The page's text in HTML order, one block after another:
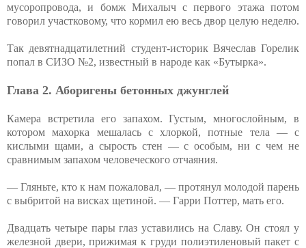
мусоропровода, и бомж Михалыч с первого этажа потом
говорил участковому, что кормил ею весь двор целую неделю.
Так девятнадцатилетний студент-историк Вячеслав Горелик
попал в СИЗО №2, известный в народе как «Бутырка».
Глава 2. Аборигены бетонных джунглей
Камера встретила его запахом. Густым, многослойным, в
котором махорка мешалась с хлоркой, потные тела — с
кислыми щами, а сырость стен — с особым, ни с чем не
сравнимым запахом человеческого отчаяния.
— Гляньте, кто к нам пожаловал, — протянул молодой парень
с выбритой на висках щетиной. — Гарри Поттер, мать его.
Двадцать четыре пары глаз уставились на Славу. Он стоял у
железной двери, прижимая к груди полиэтиленовый пакет с